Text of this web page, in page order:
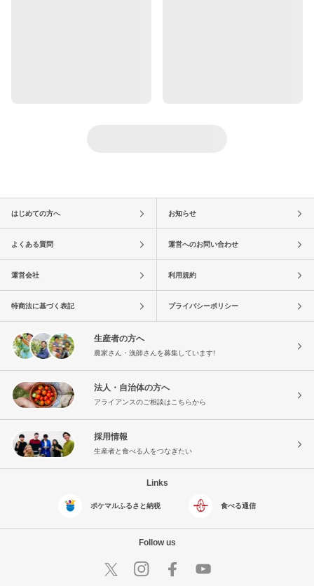
はじめての方へ お知らせ
よくある質問 運営へのお問い合わせ
運営会社 利用規約
特商法に基づく表記 プライバシーポリシー
生産者の方へ
農家さん・漁師さんを募集しています!
法人・自治体の方へ
アライアンスのご相談はこちらから
採用情報
生産者と食べる人をつなぎたい
Links
ポケマルふるさと納税 食べる通信
Follow us